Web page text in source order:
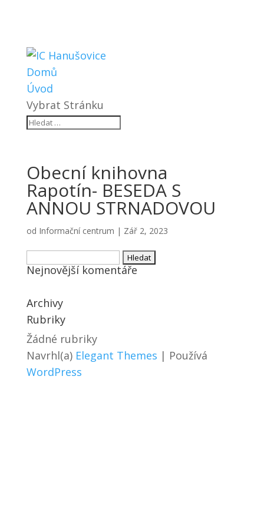
Domů
Úvod
Vybrat Stránku
Obecní knihovna
Rapotín- BESEDA S
ANNOU STRNADOVOU
od Informační centrum | Zář 2, 2023
Vyhledávání
Nejnovější komentáře
Archivy
Rubriky
Žádné rubriky
Navrhl(a) Elegant Themes | Používá
WordPress